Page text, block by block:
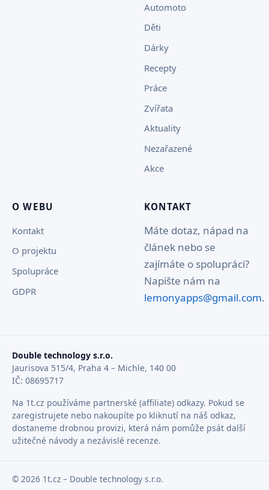
Automoto
Děti
Dárky
Recepty
Práce
Zvířata
Aktuality
Nezařazené
Akce
O WEBU
Kontakt
O projektu
Spolupráce
GDPR
KONTAKT
Máte dotaz, nápad na
článek nebo se
zajímáte o spolupráci?
Napište nám na
lemonyapps@gmail.com.
Double technology s.r.o.
Jaurisova 515/4, Praha 4 – Michle, 140 00
IČ: 08695717
Na 1t.cz používáme partnerské (affiliate) odkazy. Pokud se
zaregistrujete nebo nakoupíte po kliknutí na náš odkaz,
dostaneme drobnou provizi, která nám pomůže psát další
užitečné návody a nezávislé recenze.
© 2026 1t.cz – Double technology s.r.o.